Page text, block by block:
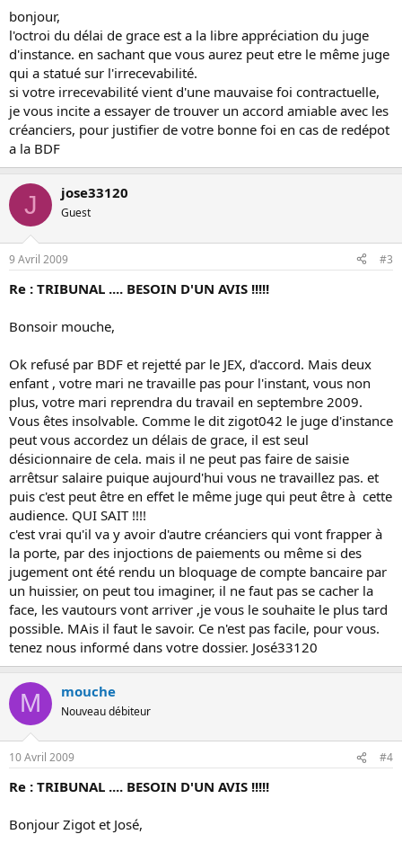
bonjour,
l'octroi du délai de grace est a la libre appréciation du juge
d'instance. en sachant que vous aurez peut etre le même juge
qui a statué sur l'irrecevabilité.
si votre irrecevabilité vient d'une mauvaise foi contractuelle,
je vous incite a essayer de trouver un accord amiable avec les
créanciers, pour justifier de votre bonne foi en cas de redépot
a la BDF
J jose33120
Guest
9 Avril 2009 #3
Re : TRIBUNAL .... BESOIN D'UN AVIS !!!!!
Bonsoir mouche,
Ok refusé par BDF et rejetté par le JEX, d'accord. Mais deux
enfant , votre mari ne travaille pas pour l'instant, vous non
plus, votre mari reprendra du travail en septembre 2009.
Vous êtes insolvable. Comme le dit zigot042 le juge d'instance
peut vous accordez un délais de grace, il est seul
désicionnaire de cela. mais il ne peut pas faire de saisie
arrêtsur salaire puique aujourd'hui vous ne travaillez pas. et
puis c'est peut être en effet le même juge qui peut être à cette
audience. QUI SAIT !!!!
c'est vrai qu'il va y avoir d'autre créanciers qui vont frapper à
la porte, par des injoctions de paiements ou même si des
jugement ont été rendu un bloquage de compte bancaire par
un huissier, on peut tou imaginer, il ne faut pas se cacher la
face, les vautours vont arriver ,je vous le souhaite le plus tard
possible. MAis il faut le savoir. Ce n'est pas facile, pour vous.
tenez nous informé dans votre dossier. José33120
M mouche
Nouveau débiteur
10 Avril 2009 #4
Re : TRIBUNAL .... BESOIN D'UN AVIS !!!!!
Bonjour Zigot et José,